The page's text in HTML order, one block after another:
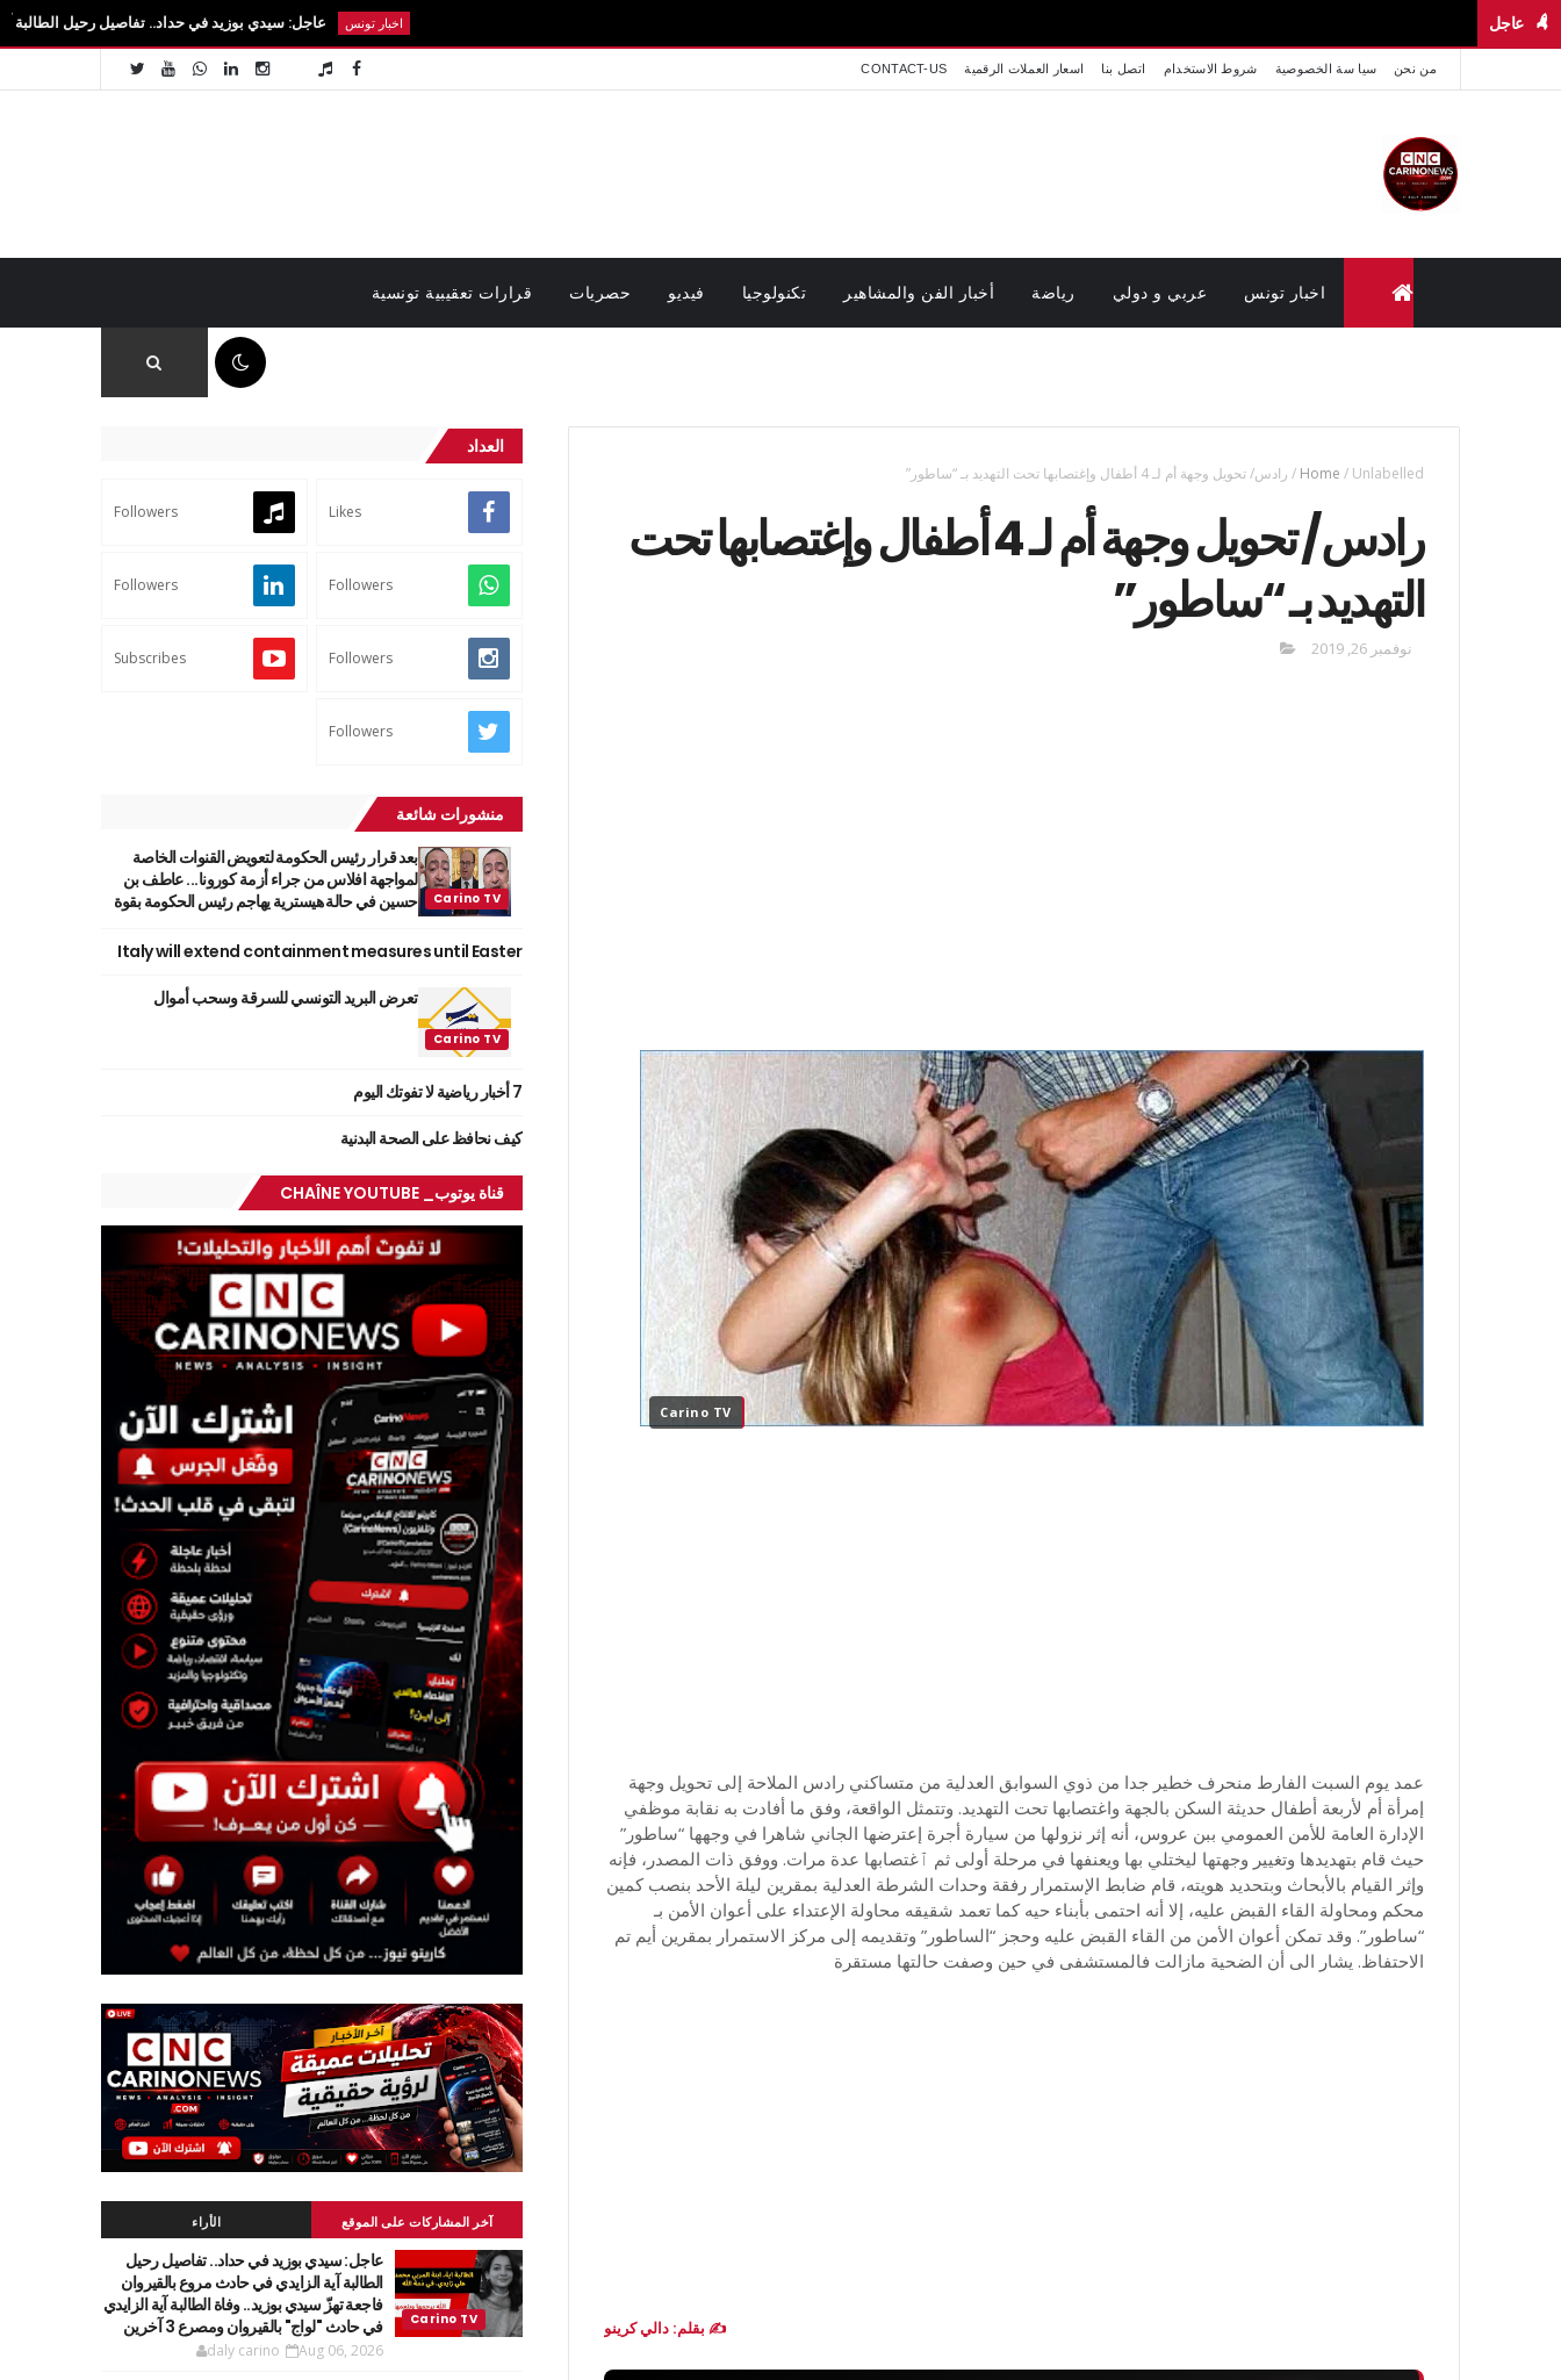
عاجل عاجل: سيدي بوزيد في حداد.. تفاصيل رحيل الطالبة آية الزايدي في
من نحن سيا سة الخصوصية شروط الاستخدام اتصل بنا اسعار العملات الرقمية CONTACT-US
اخبار تونس عربي و دولي رياضة أخبار الفن والمشاهير تكنولوجيا فيديو حصريات قرارات تعقيبية تونسية
Home / Unlabelled
/ رادس/ تحويل وجهة أم لـ 4 أطفال وإغتصابها تحت التهديد بـ “ساطور”
رادس/ تحويل وجهة أم لـ 4 أطفال وإغتصابها تحت
التهديد بـ “ساطور”
نوفمبر 26, 2019
Carino TV
عمد يوم السبت الفارط منحرف خطير جدا من ذوي السوابق العدلية من متساكني رادس الملاحة إلى تحويل وجهة
إمرأة أم لأربعة أطفال حديثة السكن بالجهة واغتصابها تحت التهديد. وتتمثل الواقعة، وفق ما أفادت به نقابة موظفي
الإدارة العامة للأمن العمومي ببن عروس، أنه إثر نزولها من سيارة أجرة إعترضها الجاني شاهرا في وجهها “ساطور”
حيث قام بتهديدها وتغيير وجهتها ليختلي بها ويعنفها في مرحلة أولى ثم ٱغتصابها عدة مرات. ووفق ذات المصدر، فإنه
وإثر القيام بالأبحاث وبتحديد هويته، قام ضابط الإستمرار رفقة وحدات الشرطة العدلية بمقرين ليلة الأحد بنصب كمين
محكم ومحاولة القاء القبض عليه، إلا أنه احتمى بأبناء حيه كما تعمد شقيقه محاولة الإعتداء على أعوان الأمن بـ
“ساطور”. وقد تمكن أعوان الأمن من القاء القبض عليه وحجز “الساطور” وتقديمه إلى مركز الاستمرار بمقرين أيم تم
الاحتفاظ. يشار الى أن الضحية مازالت فالمستشفى في حين وصفت حالتها مستقرة
✍️ بقلم: دالي كرينو
العداد
Likes
Followers
Followers
Followers
Followers
Subscribes
Followers
منشورات شائعة
بعد قرار رئيس الحكومة لتعويض القنوات الخاصة
لمواجهة افلاس من جراء أزمة كورونا... عاطف بن
حسين في حالة هيسترية يهاجم رئيس الحكومة بقوة
Italy will extend containment measures until Easter
تعرض البريد التونسي للسرقة وسحب أموال
7 أخبار رياضية لا تفوتك اليوم
كيف نحافظ على الصحة البدنية
قناة يوتوب_ CHAÎNE YOUTUBE
آخر المشاركات على الموقع الأراء
عاجل: سيدي بوزيد في حداد.. تفاصيل رحيل
الطالبة آية الزايدي في حادث مروع بالقيروان
فاجعة تهزّ سيدي بوزيد.. وفاة الطالبة آية الزايدي
في حادث "لواج" بالقيروان ومصرع 3 آخرين
daly carino Aug 06, 2026